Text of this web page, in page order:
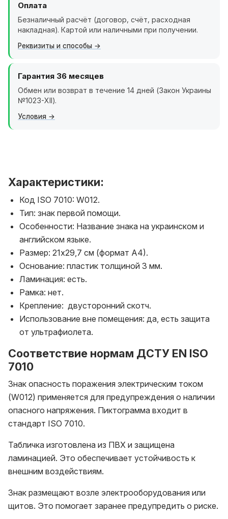
Оплата
Безналичный расчёт (договор, счёт, расходная
накладная). Картой или наличными при получении.
Реквизиты и способы
Гарантия 36 месяцев
Обмен или возврат в течение 14 дней (Закон Украины
№1023-XII).
Условия
Характеристики:
Код ISO 7010: W012.
Тип: знак первой помощи.
Особенности: Название знака на украинском и
английском языке.
Размер: 21х29,7 см (формат А4).
Основание: пластик толщиной 3 мм.
Ламинация: есть.
Рамка: нет.
Крепление: двусторонний скотч.
Использование вне помещения: да, есть защита
от ультрафиолета.
Соответствие нормам ДСТУ EN ISO
7010
Знак опасность поражения электрическим током
(W012) применяется для предупреждения о наличии
опасного напряжения. Пиктограмма входит в
стандарт ISO 7010.
Табличка изготовлена из ПВХ и защищена
ламинацией. Это обеспечивает устойчивость к
внешним воздействиям.
Знак размещают возле электрооборудования или
щитов. Это помогает заранее предупредить о риске.